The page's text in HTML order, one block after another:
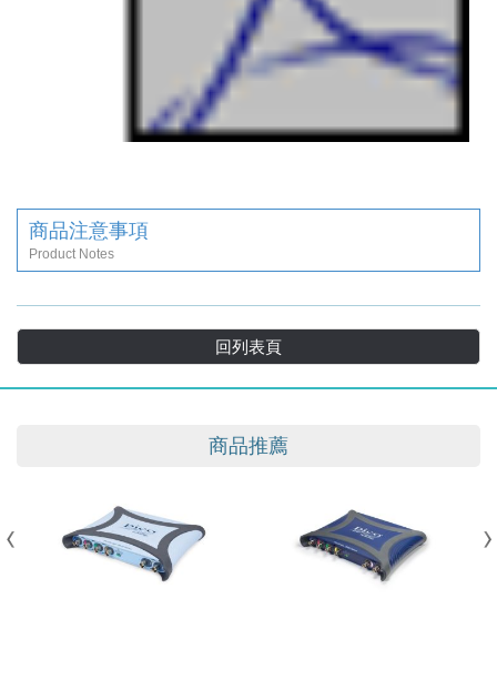
商品注意事項
Product Notes
回列表頁
商品推薦